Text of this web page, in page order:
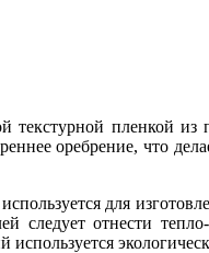
пленкой из
оребрение, что
для
следует отнести